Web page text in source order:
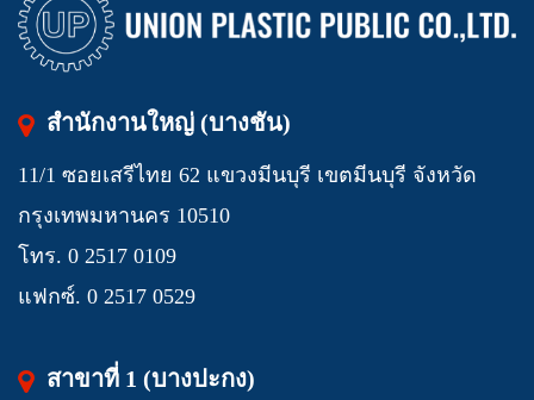
สำนักงานใหญ่ (บางชัน)
11/1 ซอยเสรีไทย 62 แขวงมีนบุรี เขตมีนบุรี จังหวัด
กรุงเทพมหานคร 10510
โทร. 0 2517 0109
แฟกซ์. 0 2517 0529
สาขาที่ 1 (บางปะกง)